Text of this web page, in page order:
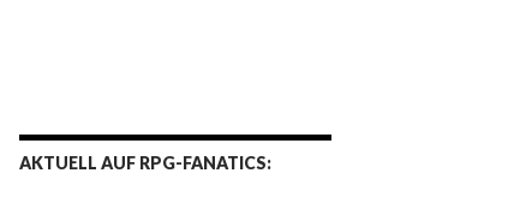
AKTUELL AUF RPG-FANATICS: